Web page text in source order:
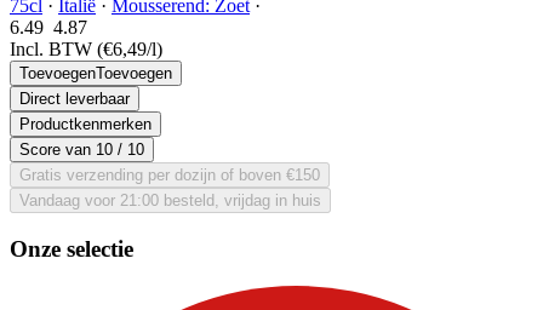
75cl · Italië · Mousserend: Zoet ·
6.49 4.87
Incl. BTW (€6,49/l)
ToevoegenToevoegen
Direct leverbaar
Productkenmerken
Score van 10 / 10
Gratis verzending per dozijn of boven €150
Vandaag voor 21:00 besteld, vrijdag in huis
Onze selectie